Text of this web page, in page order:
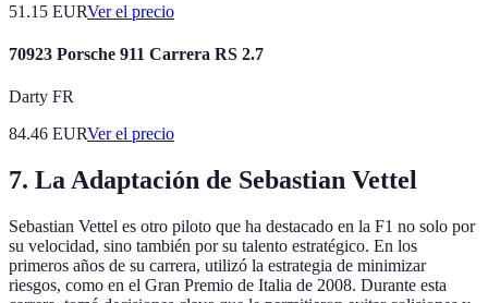
51.15 EURVer el precio
70923 Porsche 911 Carrera RS 2.7
Darty FR
84.46 EURVer el precio
7. La Adaptación de Sebastian Vettel
Sebastian Vettel es otro piloto que ha destacado en la F1 no solo por
su velocidad, sino también por su talento estratégico. En los
primeros años de su carrera, utilizó la estrategia de minimizar
riesgos, como en el Gran Premio de Italia de 2008. Durante esta